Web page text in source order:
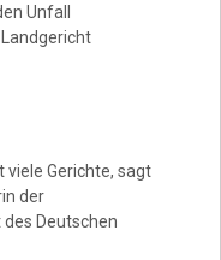
Unfall
viele Gerichte, sagt
der
Deutschen